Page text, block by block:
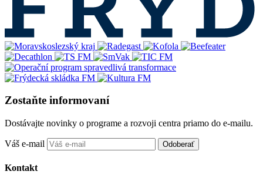
Zostaňte informovaní
Dostávajte novinky o programe a rozvoji centra priamo do e-mailu.
Váš e-mail Odoberať
Kontakt